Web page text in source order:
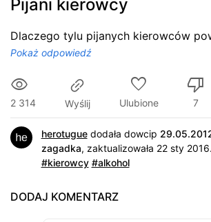
Pijani kierowcy
Dlaczego tylu pijanych kierowców
Pokaż odpowiedź
2 314 Wyślij Ulubione 7
herotuguedodała dowcip
zagadka, zaktualizowała 22 sty 2016.
#kierowcy #alkohol
DODAJ KOMENTARZ